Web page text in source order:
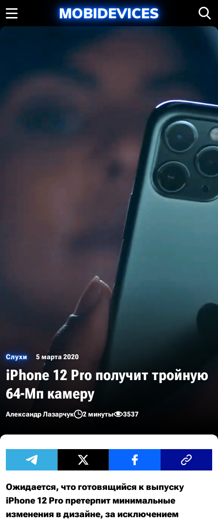
Слухи 5 марта 2020
iPhone 12 Pro получит тройную
64-Мп камеру
Александр Лазарчук 2 минуты 3537
Ожидается, что готовящийся к выпуску
iPhone 12 Pro претерпит минимальные
изменения в дизайне, за исключением